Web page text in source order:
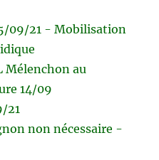
09/21 - Mobilisation
Mélenchon au
14/09
21
non nécessaire -